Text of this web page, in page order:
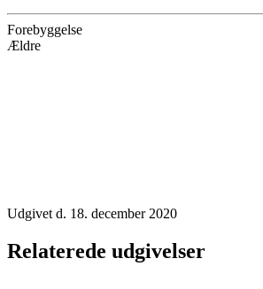
Forebyggelse
Ældre
Udgivet d. 18. december 2020
Relaterede udgivelser